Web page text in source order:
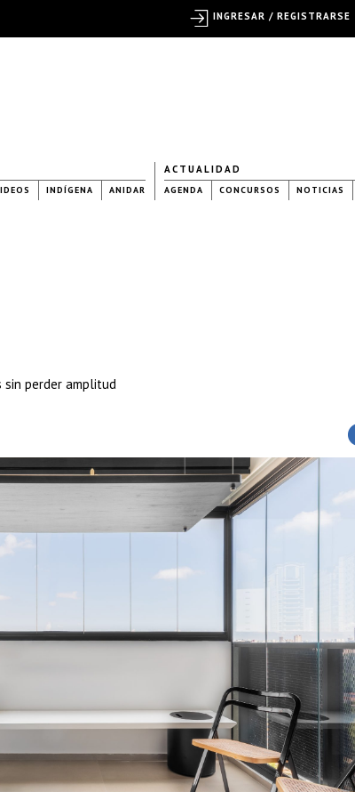
INDÍGENA ANIDAR
ACTUALIDAD
AGENDA CONCURSOS NOTICIAS
sin perder amplitud
INGRESAR / REGISTRARSE